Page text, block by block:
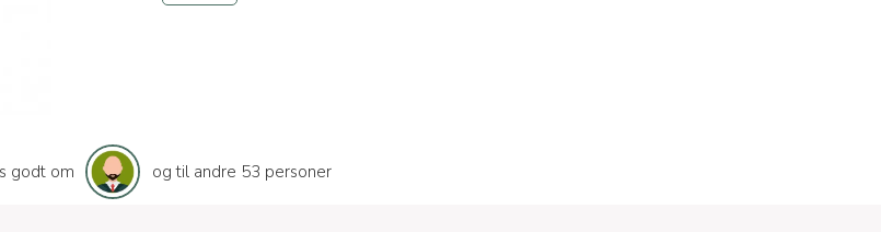
godt om og til andre 53 personer